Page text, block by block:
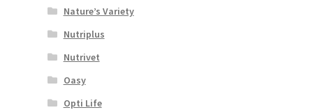
Nature’s Variety
Nutriplus
Nutrivet
Oasy
Opti Life